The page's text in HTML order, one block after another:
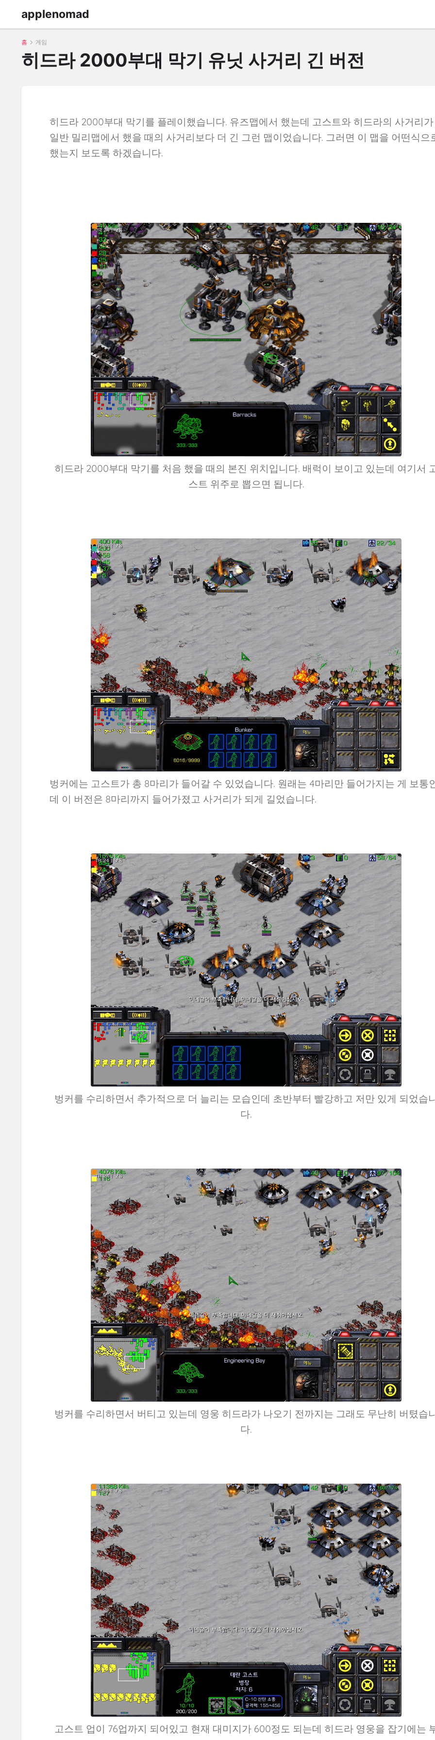
applenomad
홈 게임
히드라 2000부대 막기 유닛 사거리 긴 버전
히드라 2000부대 막기를 플레이했습니다. 유즈맵에서 했는데 고스트와 히드라의 사거리가
일반 밀리맵에서 했을 때의 사거리보다 더 긴 그런 맵이었습니다. 그러면 이 맵을 어떤식으
했는지 보도록 하겠습니다.
히드라 2000부대 막기를 처음 했을 때의 본진 위치입니다. 배럭이 보이고 있는데 여기서
스트 위주로 뽑으면 됩니다.
벙커에는 고스트가 총 8마리가 들어갈 수 있었습니다. 원래는 4마리만 들어가지는 게 보통
데 이 버전은 8마리까지 들어가졌고 사거리가 되게 길었습니다.
벙커를 수리하면서 추가적으로 더 늘리는 모습인데 초반부터 빨강하고 저만 있게 되었습
다.
벙커를 수리하면서 버티고 있는데 영웅 히드라가 나오기 전까지는 그래도 무난히 버텼습
다.
고스트 업이 76업까지 되어있고 현재 대미지가 600정도 되는데 히드라 영웅을 잡기에는